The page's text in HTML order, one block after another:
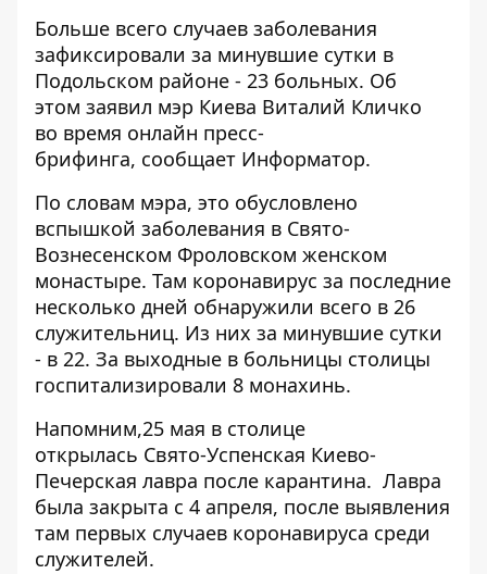
Больше всего случаев заболевания
зафиксировали за минувшие сутки в
Подольском районе - 23 больных. Об
этом заявил мэр Киева Виталий Кличко
во время онлайн пресс-
брифинга, сообщает Информатор.
По словам мэра, это обусловлено
вспышкой заболевания в Свято-
Вознесенском Фроловском женском
монастыре. Там коронавирус за последние
несколько дней обнаружили всего в 26
служительниц. Из них за минувшие сутки
- в 22. За выходные в больницы столицы
госпитализировали 8 монахинь.
Напомним,25 мая в столице
открылась Свято-Успенская Киево-
Печерская лавра после карантина. Лавра
была закрыта с 4 апреля, после выявления
там первых случаев коронавируса среди
служителей.